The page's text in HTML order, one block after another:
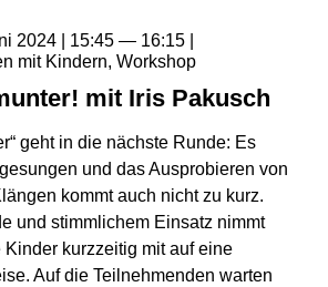
2024 15:45
16:15
mit Kindern Workshop
mit Iris Pakusch
geht in die nächste Runde: Es
und das Ausprobieren von
kommt auch nicht zu kurz.
und stimmlichem Einsatz nimmt
Kinder kurzzeitig mit auf eine
Auf die Teilnehmenden warten